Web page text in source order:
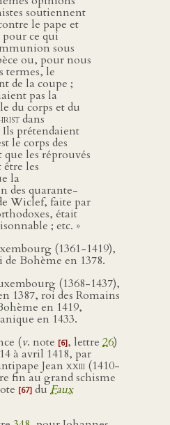
soutiennent
le pape et
pour ce qui
sous
ou, pour nous
termes, le
de la coupe ;
pas la
du corps et du
dans
Ils prétendaient
le corps des
que les réprouvés
être les
la
des quarante-
Wiclef, faite par
était
; etc. »
(1361-1419),
Bohème en 1378.
(1368-1437),
1387, roi des Romains
en 1419,
en 1433.
(v. note [6], lettre 26)
à avril 1418, par
Jean xxiii (1410-
fin au grand schisme
[67] duFaux